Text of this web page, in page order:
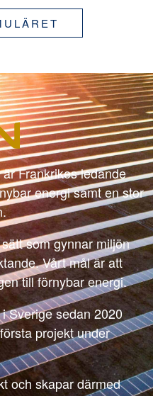
Frankrikes ledande
energi samt en stor
som gynnar miljön
Vårt mål är att
till förnybar energi.
Sverige sedan 2020
projekt under
och skapar därmed